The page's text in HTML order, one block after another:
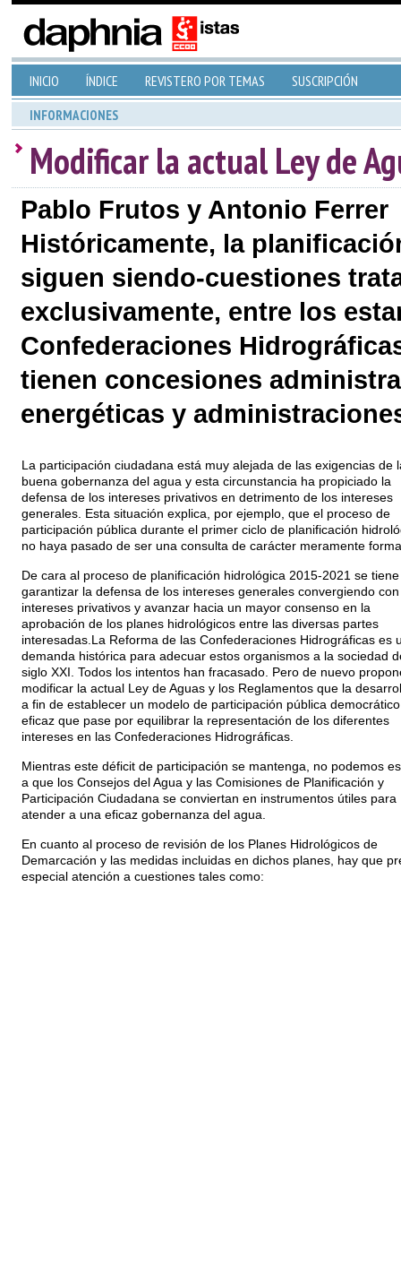
INICIO ÍNDICE REVISTERO POR TEMAS SUSCRIPCIÓN
INFORMACIONES
Modificar la actual Ley de
Pablo Frutos y Antonio Ferrer
Históricamente, la
siguen siendo-cuestiones
exclusivamente, entre los
Confederaciones
tienen concesiones
energéticas y
La participación ciudadana está muy alejada de las exigencias de
buena gobernanza del agua y esta circunstancia ha propiciado la
defensa de los intereses privativos en detrimento de los intereses
generales. Esta situación explica, por ejemplo, que el proceso de
participación pública durante el primer ciclo de planificación
no haya pasado de ser una consulta de carácter meramente
De cara al proceso de planificación hidrológica 2015-2021 se
garantizar la defensa de los intereses generales convergiendo con
intereses privativos y avanzar hacia un mayor consenso en la
aprobación de los planes hidrológicos entre las diversas partes
interesadas.La Reforma de las Confederaciones Hidrográficas es
demanda histórica para adecuar estos organismos a la sociedad
siglo XXI. Todos los intentos han fracasado. Pero de nuevo
modificar la actual Ley de Aguas y los Reglamentos que la
a fin de establecer un modelo de participación pública
eficaz que pase por equilibrar la representación de los diferentes
intereses en las Confederaciones Hidrográficas.
Mientras este déficit de participación se mantenga, no podemos
a que los Consejos del Agua y las Comisiones de Planificación y
Participación Ciudadana se conviertan en instrumentos útiles para
atender a una eficaz gobernanza del agua.
En cuanto al proceso de revisión de los Planes Hidrológicos de
Demarcación y las medidas incluidas en dichos planes, hay que
especial atención a cuestiones tales como: